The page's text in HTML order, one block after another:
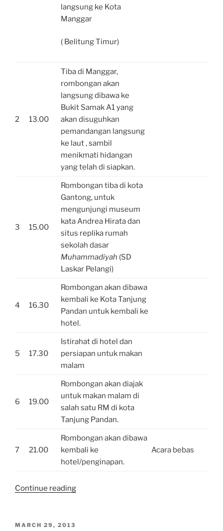
langsung ke Kota
Manggar
( Belitung Timur)
2 13.00
Tiba di Manggar,
rombongan akan
langsung dibawa ke
Bukit Samak A1 yang
akan disuguhkan
pemandangan langsung
ke laut , sambil
menikmati hidangan
yang telah di siapkan.
3 15.00
Rombongan tiba di kota
Gantong, untuk
mengunjungi museum
kata Andrea Hirata dan
situs replika rumah
sekolah dasar
Muhammadiyah (SD
Laskar Pelangi)
4 16.30
Rombongan akan dibawa
kembali ke Kota Tanjung
Pandan untuk kembali ke
hotel.
5 17.30
Istirahat di hotel dan
persiapan untuk makan
malam
6 19.00
Rombongan akan diajak
untuk makan malam di
salah satu RM di kota
Tanjung Pandan.
7 21.00
Rombongan akan dibawa
kembali ke
hotel/penginapan.
Acara bebas
Continue reading“Promo
POSTED
MARCH 29, 2013